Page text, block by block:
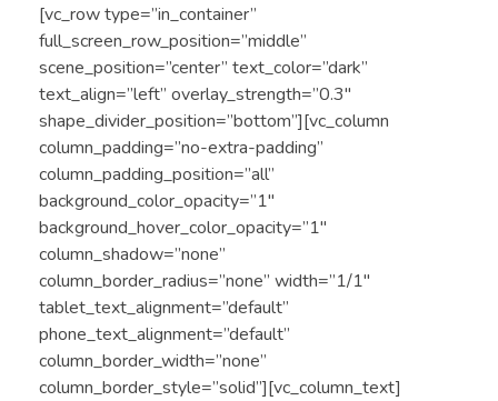
[vc_row type=”in_container”
full_screen_row_position=”middle”
scene_position=”center” text_color=”dark”
text_align=”left” overlay_strength=”0.3″
shape_divider_position=”bottom”][vc_column
column_padding=”no-extra-padding”
column_padding_position=”all”
background_color_opacity=”1″
background_hover_color_opacity=”1″
column_shadow=”none”
column_border_radius=”none” width=”1/1″
tablet_text_alignment=”default”
phone_text_alignment=”default”
column_border_width=”none”
column_border_style=”solid”][vc_column_text]